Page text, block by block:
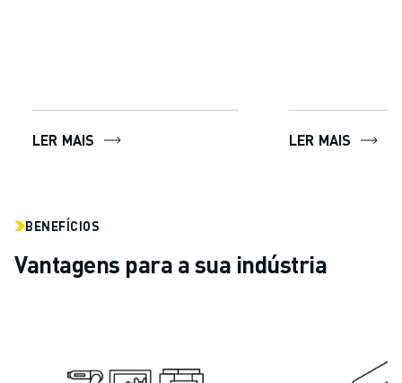
LER MAIS LER MAIS
BENEFÍCIOS
Vantagens para a sua indústria